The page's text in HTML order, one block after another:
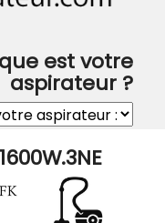
est votre
aspirateur ?